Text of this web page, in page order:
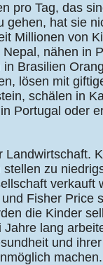
pro Tag, das
gehen, hat sie
Millionen von
nähen in
Brasilien
lösen mit
schälen in
Portugal oder
Landwirtschaft.
zu
verkauft
Fisher Price
die Kinder
lang
und ihrer
machen.